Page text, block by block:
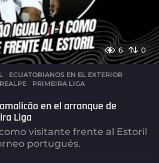
6 0
ECUATORIANOS EN EL EXTERIOR
,PRIMEIRA LIGA
en el arranque de
Liga
visitante frente al Estoril
portugués.